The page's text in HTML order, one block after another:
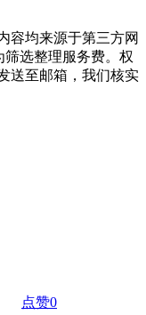
容均来源于第三方网
选整理服务费。权
送至邮箱，我们核实
点赞0